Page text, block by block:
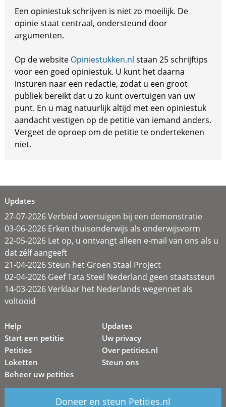
Een opiniestuk schrijven is niet zo moeilijk. De
opinie staat centraal, ondersteund door
argumenten.
Op de website Opiniestukken.nl staan 25 schrijftips
voor een goed opiniestuk. U kunt het daarna
insturen naar een redactie, zodat u een groot
publiek bereikt dat u zo kunt overtuigen van uw
punt. En u mag natuurlijk altijd met een opiniestuk
aandacht vestigen op de petitie van iemand anders.
Vergeet de oproep om de petitie te ondertekenen
niet.
Updates
27-07-2026 Verbied voertuigen bij een demonstratie
03-06-2026 Erken thuisonderwijs als onderwijsvorm
22-05-2026 Let op, u ontvangt alleen e-mail van ons als u
dat zélf aangeeft
21-04-2026 Steun het Groen Staal Project
02-04-2026 Geef Tata Steel Nederland geen staatssteun
14-03-2026 Verklaar het Nederlands wegennet als
voltooid
Help
Start een petitie
Petities
Loketten
Beheer uw petities
Updates
Uw privacy
Over petities.nl
Steun ons
Doneer en steun Petities.nl